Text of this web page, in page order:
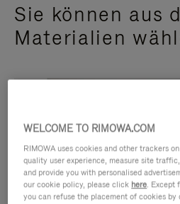
Sie können aus
Materialien
WELCOME TO RIMOWA.COM
RIMOWA uses cookies and other trackers
quality user experience, measure site
and provide you with personalised
our cookie policy, please click here. Except
you can refuse the placement of cookies